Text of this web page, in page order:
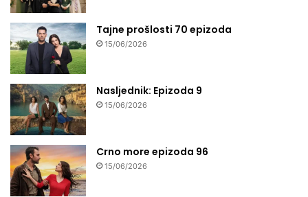
Tajne prošlosti 70 epizoda
15/06/2026
Nasljednik: Epizoda 9
15/06/2026
Crno more epizoda 96
15/06/2026